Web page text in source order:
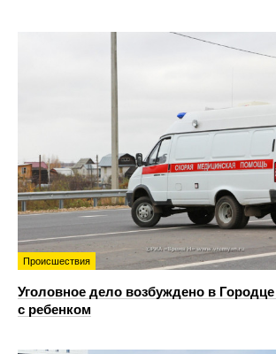
Происшествия
Уголовное дело возбуждено в
с ребенком